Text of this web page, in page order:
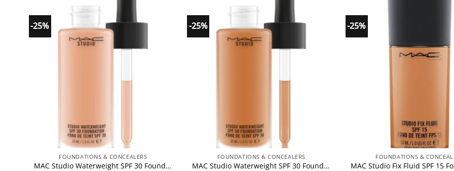
-25%
FOUNDATIONS & CONCEALERS
MAC Studio Waterweight SPF 30 Foundation 30 ml – NW30 fra MAC Cosmetics
-25%
FOUNDATIONS & CONCEALERS
MAC Studio Waterweight SPF 30 Foundation 30 ml – NW47 fra MAC Cosmetics
-25%
FOUNDATIONS &